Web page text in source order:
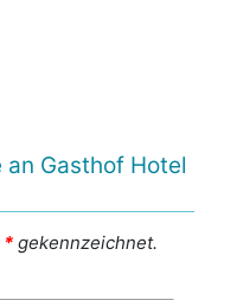
Gasthof Hotel
*gekennzeichnet.